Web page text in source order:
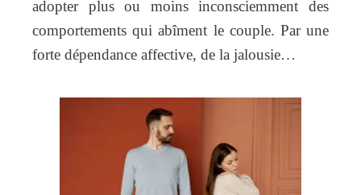
adopter plus ou moins inconsciemment des
comportements qui abîment le couple. Par une
forte dépendance affective, de la jalousie…